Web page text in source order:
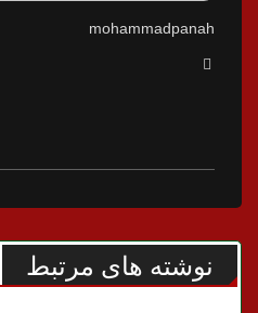
mohammadpanah
نوشته های مرتبط